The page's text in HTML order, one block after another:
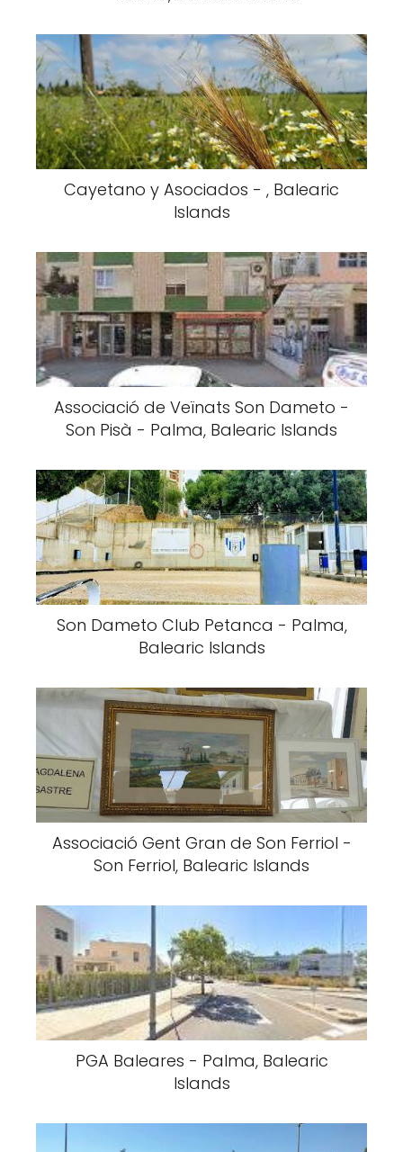
Cayetano y Asociados - , Balearic
Islands
Associació de Veïnats Son Dameto -
Son Pisà - Palma, Balearic Islands
Son Dameto Club Petanca - Palma,
Balearic Islands
Associació Gent Gran de Son Ferriol -
Son Ferriol, Balearic Islands
PGA Baleares - Palma, Balearic
Islands